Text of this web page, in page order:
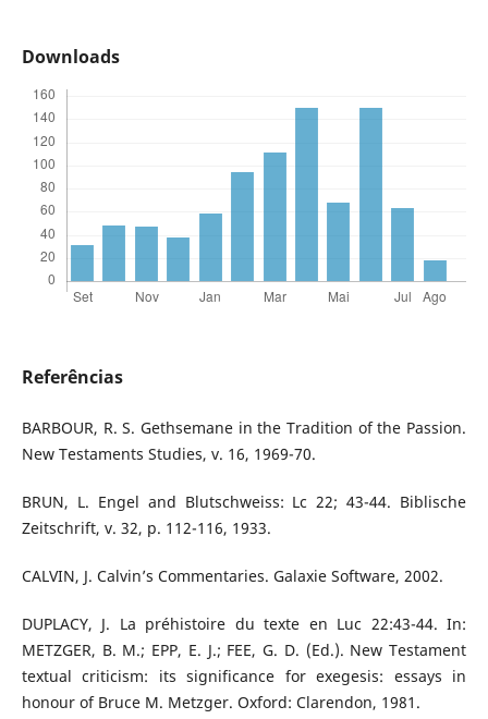
Downloads
Referências
BARBOUR, R. S. Gethsemane in the Tradition of the Passion.
New Testaments Studies, v. 16, 1969-70.
BRUN, L. Engel and Blutschweiss: Lc 22; 43-44. Biblische
Zeitschrift, v. 32, p. 112-116, 1933.
CALVIN, J. Calvin’s Commentaries. Galaxie Software, 2002.
DUPLACY, J. La préhistoire du texte en Luc 22:43-44. In:
METZGER, B. M.; EPP, E. J.; FEE, G. D. (Ed.). New Testament
textual criticism: its significance for exegesis: essays in
honour of Bruce M. Metzger. Oxford: Clarendon, 1981.